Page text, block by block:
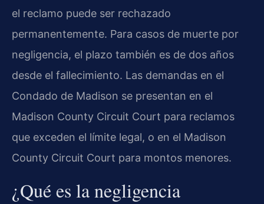
el reclamo puede ser rechazado
permanentemente. Para casos de muerte por
negligencia, el plazo también es de dos años
desde el fallecimiento. Las demandas en el
Condado de Madison se presentan en el
Madison County Circuit Court para reclamos
que exceden el límite legal, o en el Madison
County Circuit Court para montos menores.
¿Qué es la negligencia